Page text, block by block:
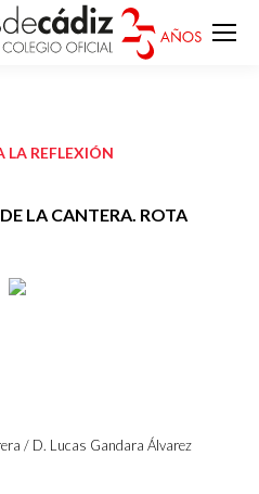
LA REFLEXIÓN
LA CANTERA. ROTA
/ D. Lucas Gandara Álvarez